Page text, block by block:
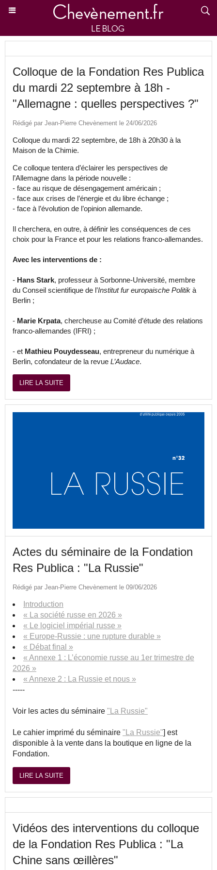
Colloque de la Fondation Res Publica
du mardi 22 septembre à 18h -
"Allemagne : quelles perspectives ?"
Rédigé par Jean-Pierre Chevènement le 24/06/2026
Colloque du mardi 22 septembre, de 18h à 20h30 à la
Maison de la Chimie.
Ce colloque tentera d’éclairer les perspectives de
l’Allemagne dans la période nouvelle :
- face au risque de désengagement américain ;
- face aux crises de l’énergie et du libre échange ;
- face à l’évolution de l’opinion allemande.
Il cherchera, en outre, à définir les conséquences de ces
choix pour la France et pour les relations franco-allemandes.
Avec les interventions de :
- Hans Stark, professeur à Sorbonne-Université, membre
du Conseil scientifique de l’Institut fur europaische Politik à
Berlin ;
- Marie Krpata, chercheuse au Comité d’étude des relations
franco-allemandes (IFRI) ;
- et Mathieu Pouydesseau, entrepreneur du numérique à
Berlin, cofondateur de la revue L’Audace.
LIRE LA SUITE
Actes du séminaire de la Fondation
Res Publica : "La Russie"
Rédigé par Jean-Pierre Chevènement le 09/06/2026
Introduction
« La société russe en 2026 »
« Le logiciel impérial russe »
« Europe-Russie : une rupture durable »
« Débat final »
« Annexe 1 : L’économie russe au 1er trimestre de
2026 »
« Annexe 2 : La Russie et nous »
-----
Voir les actes du séminaire "La Russie"
Le cahier imprimé du séminaire "La Russie"] est
disponible à la vente dans la boutique en ligne de la
Fondation.
LIRE LA SUITE
Vidéos des interventions du colloque
de la Fondation Res Publica : "La
Chine sans œillères"